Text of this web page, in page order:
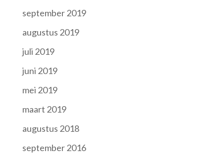
september 2019
augustus 2019
juli 2019
juni 2019
mei 2019
maart 2019
augustus 2018
september 2016